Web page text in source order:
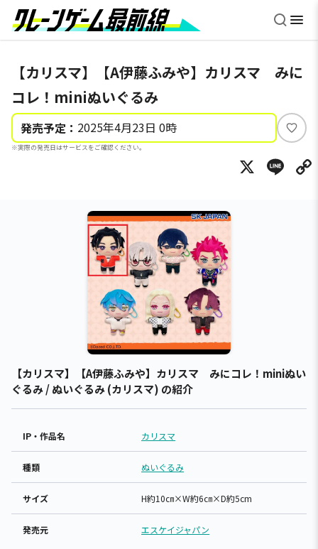
【カリスマ】【A伊藤ふみや】カリスマ みに
コレ！miniぬいぐるみ
発売予定： 2025年4月23日 0時
※実際の発売日はサービスをご確認ください。
い
ね
X
【カリスマ】【A伊藤ふみや】カリスマ みにコレ！miniぬい
ぐるみ / ぬいぐるみ (カリスマ) の紹介
IP・作品名 カリスマ
種類 ぬいぐるみ
サイズ H約10㎝×W約6㎝×D約5cm
発売元 エスケイジャパン